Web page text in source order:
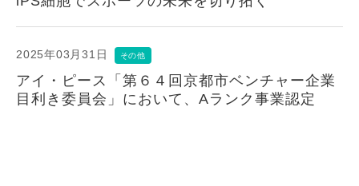
アイ・ピース「第６４回京都市ベンチャー企業
目利き委員会」において、Aランク事業認定
2025年03月31日 その他